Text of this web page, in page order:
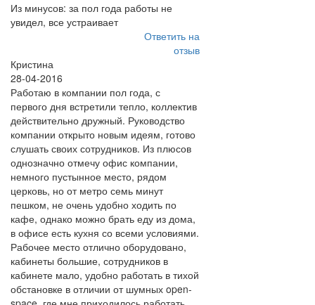
Из минусов: за пол года работы не
увидел, все устраивает
Ответить на
отзыв
Кристина
28-04-2016
Работаю в компании пол года, с
первого дня встретили тепло, коллектив
действительно дружный. Руководство
компании открыто новым идеям, готово
слушать своих сотрудников. Из плюсов
однозначно отмечу офис компании,
немного пустынное место, рядом
церковь, но от метро семь минут
пешком, не очень удобно ходить по
кафе, однако можно брать еду из дома,
в офисе есть кухня со всеми условиями.
Рабочее место отлично оборудовано,
кабинеты большие, сотрудников в
кабинете мало, удобно работать в тихой
обстановке в отличии от шумных open-